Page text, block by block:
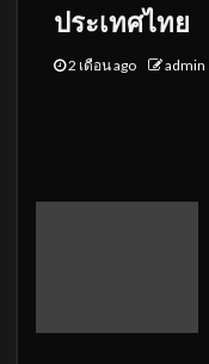
ประเทศไทย
2 เดือน ago admin